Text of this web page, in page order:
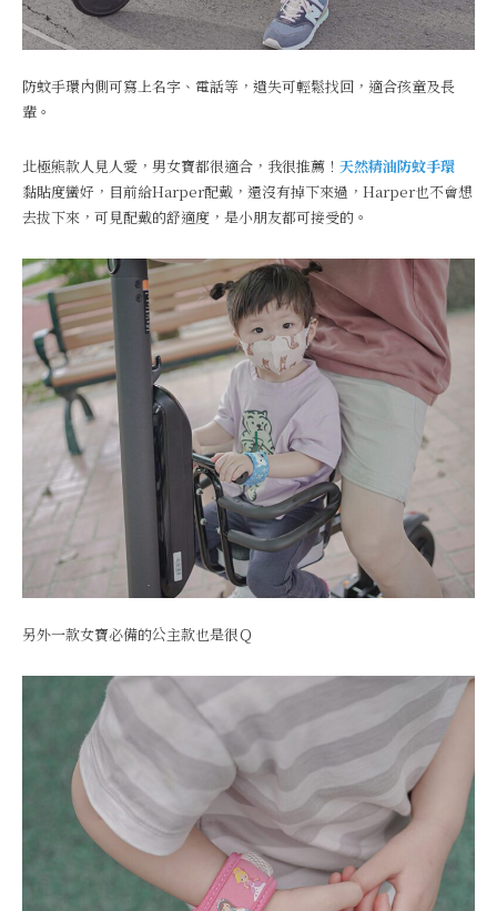
防蚊手環內側可寫上名字、電話等，遺失可輕鬆找回，適合孩童及長
輩。
北極熊款人見人愛，男女寶都很適合，我很推薦！ 天然精油防蚊手環
黏貼度蠻好，目前給Harper配戴，還沒有掉下來過，Harper也不會想
去拔下來，可見配戴的舒適度，是小朋友都可接受的。
另外一款女寶必備的公主款也是很Ｑ